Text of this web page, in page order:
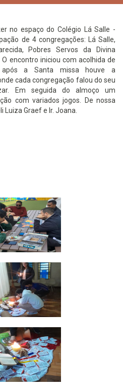
no espaço do Colégio Lá Salle -
de 4 congregações: Lá Salle,
Pobres Servos da Divina
encontro iniciou com acolhida de
a Santa missa houve a
cada congregação falou do seu
Em seguida do almoço um
com variados jogos. De nossa
Graef e Ir. Joana.